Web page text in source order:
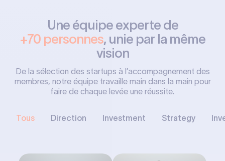
Une équipe experte de
+70 personnes, unie par la même
vision
De la sélection des startups à l’accompagnement des
membres, notre équipe travaille main dans la main pour
faire de chaque levée une réussite.
Tous Direction Investment Strategy